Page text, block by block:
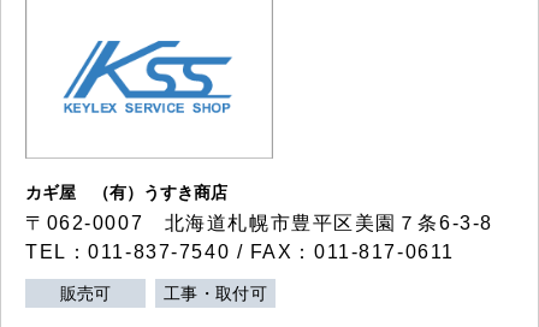
カギ屋 （有）うすき商店
〒062-0007 北海道札幌市豊平区美園７条6-3-8
TEL：011-837-7540 / FAX：011-817-0611
販売可 工事・取付可